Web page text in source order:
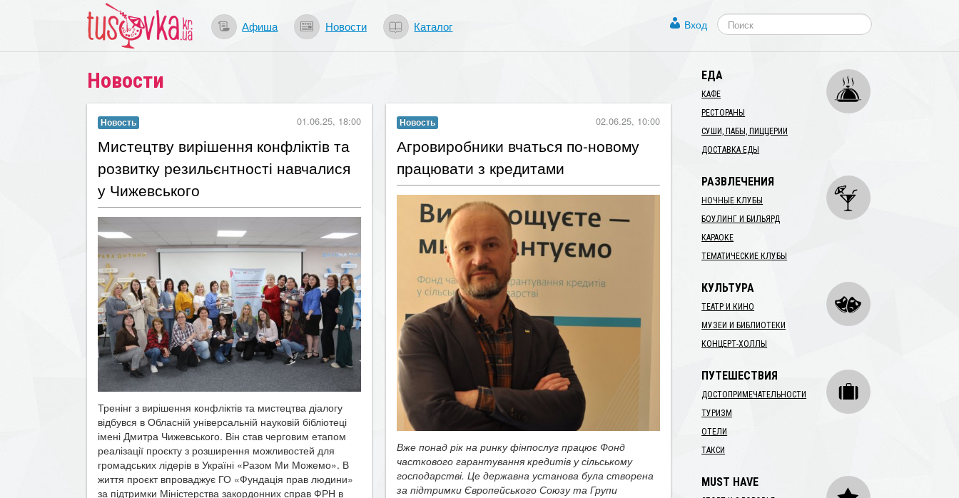
Афиша Новости Каталог Вход
Новости
Новость 01.06.25, 18:00
Мистецтву вирішення конфліктів та
розвитку резильєнтності навчалися
у Чижевського
Тренінг з вирішення конфліктів та мистецтва діалогу
відбувся в Обласній універсальній науковій бібліотеці
імені Дмитра Чижевського. Він став черговим етапом
реалізації проєкту з розширення можливостей для
громадських лідерів в Україні «Разом Ми Можемо». В
життя проєкт впроваджує ГО «Фундація прав людини»
за підтримки Міністерства закордонних справ ФРН в
Новость 02.06.25, 10:00
​Агровиробники вчаться по-новому
працювати з кредитами
Вже понад рік на ринку фінпослуг працює Фонд
часткового гарантування кредитів у сільському
господарстві. Це державна установа була створена
за підтримки Європейського Союзу та Групи
ЕДА
КАФЕ
РЕСТОРАНЫ
СУШИ, ПАБЫ, ПИЦЦЕРИИ
ДОСТАВКА ЕДЫ
РАЗВЛЕЧЕНИЯ
НОЧНЫЕ КЛУБЫ
БОУЛИНГ И БИЛЬЯРД
КАРАОКЕ
ТЕМАТИЧЕСКИЕ КЛУБЫ
КУЛЬТУРА
ТЕАТР И КИНО
МУЗЕИ И БИБЛИОТЕКИ
КОНЦЕРТ-ХОЛЛЫ
ПУТЕШЕСТВИЯ
ДОСТОПРИМЕЧАТЕЛЬНОСТИ
ТУРИЗМ
ОТЕЛИ
ТАКСИ
MUST HAVE